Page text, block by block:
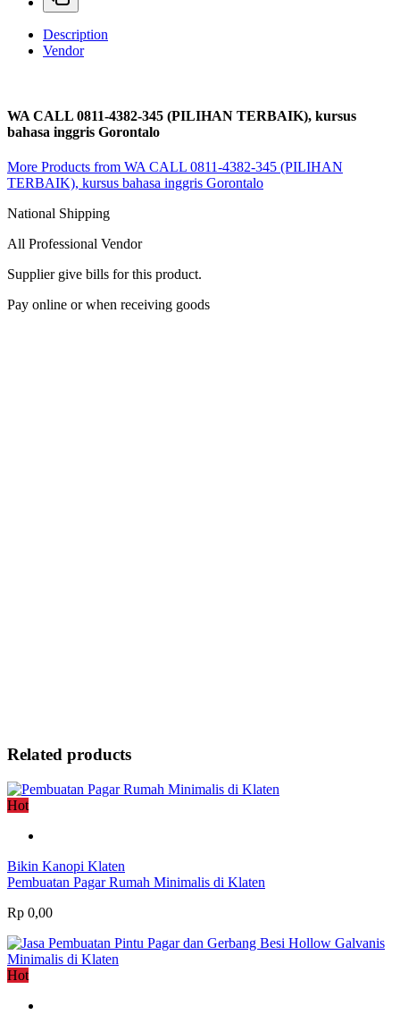
Description
Vendor
WA CALL 0811-4382-345 (PILIHAN TERBAIK), kursus
bahasa inggris Gorontalo
More Products from WA CALL 0811-4382-345 (PILIHAN
TERBAIK), kursus bahasa inggris Gorontalo
National Shipping
All Professional Vendor
Supplier give bills for this product.
Pay online or when receiving goods
Related products
Hot
Bikin Kanopi Klaten
Pembuatan Pagar Rumah Minimalis di Klaten
Rp 0,00
Hot